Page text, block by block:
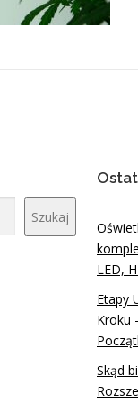
Szukaj
LED,
Etapy
Kroku
Skąd